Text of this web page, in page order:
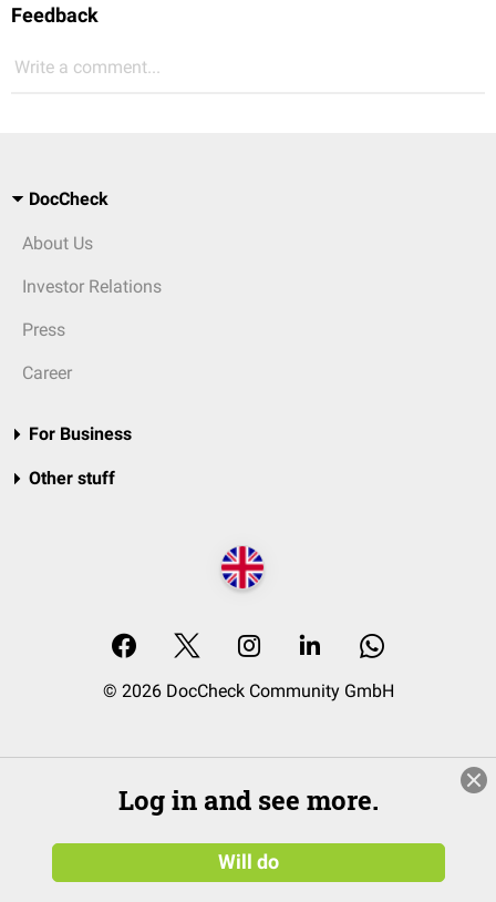
Feedback
Write a comment...
DocCheck
About Us
Investor Relations
Press
Career
For Business
Other stuff
© 2026 DocCheck Community GmbH
Log in and see more.
Will do